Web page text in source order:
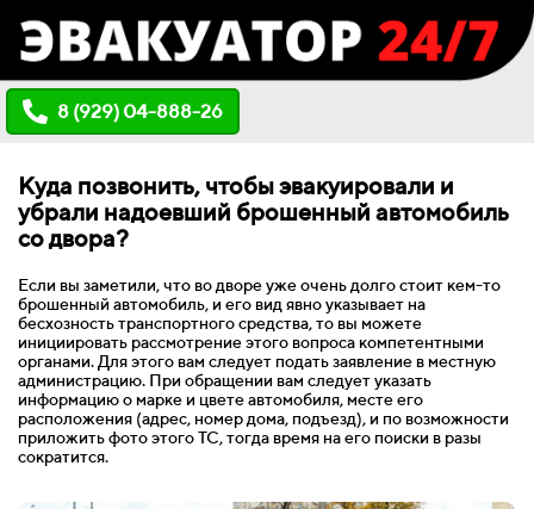
8 (929) 04-888-26
Куда позвонить, чтобы эвакуировали и
убрали надоевший брошенный автомобиль
со двора?
Если вы заметили, что во дворе уже очень долго стоит кем-то
брошенный автомобиль, и его вид явно указывает на
бесхозность транспортного средства, то вы можете
инициировать рассмотрение этого вопроса компетентными
органами. Для этого вам следует подать заявление в местную
администрацию. При обращении вам следует указать
информацию о марке и цвете автомобиля, месте его
расположения (адрес, номер дома, подъезд), и по возможности
приложить фото этого ТС, тогда время на его поиски в разы
сократится.